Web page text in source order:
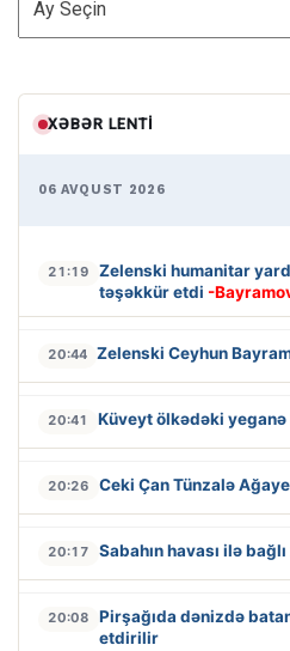
XƏBƏR LENTI
06 AVQUST 2026
21:19
Zelenski humanitar
təşəkkür etdi -
20:44 Zelenski Ceyhun
20:41 Küveyt ölkədəki
20:26 Ceki Çan Tünzalə
20:17 Sabahın havası ilə
20:08
Pirşağıda dənizdə
etdirilir